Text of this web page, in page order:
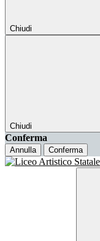
Chiudi
Chiudi
Conferma
Annulla Conferma